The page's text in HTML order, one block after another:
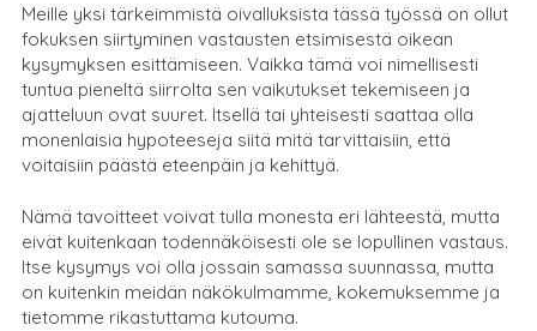
Meille yksi tärkeimmistä oivalluksista tässä työssä on ollut
fokuksen siirtyminen vastausten etsimisestä oikean
kysymyksen esittämiseen. Vaikka tämä voi nimellisesti
tuntua pieneltä siirrolta sen vaikutukset tekemiseen ja
ajatteluun ovat suuret. Itsellä tai yhteisesti saattaa olla
monenlaisia hypoteeseja siitä mitä tarvittaisiin, että
voitaisiin päästä eteenpäin ja kehittyä.
Nämä tavoitteet voivat tulla monesta eri lähteestä, mutta
eivät kuitenkaan todennäköisesti ole se lopullinen vastaus.
Itse kysymys voi olla jossain samassa suunnassa, mutta
on kuitenkin meidän näkökulmamme, kokemuksemme ja
tietomme rikastuttama kutouma.